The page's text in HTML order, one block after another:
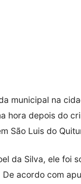
municipal na
hora depois do
São Luis do
da Silva, ele foi
acordo com